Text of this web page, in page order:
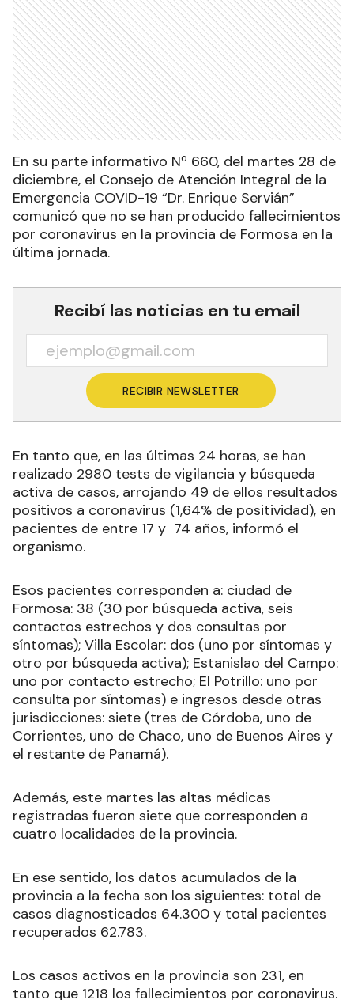
En su parte informativo Nº 660, del martes 28 de
diciembre, el Consejo de Atención Integral de la
Emergencia COVID-19 “Dr. Enrique Servián”
comunicó que no se han producido fallecimientos
por coronavirus en la provincia de Formosa en la
última jornada.
Recibí las noticias en tu email
RECIBIR NEWSLETTER
En tanto que, en las últimas 24 horas, se han
realizado 2980 tests de vigilancia y búsqueda
activa de casos, arrojando 49 de ellos resultados
positivos a coronavirus (1,64% de positividad), en
pacientes de entre 17 y 74 años, informó el
organismo.
Esos pacientes corresponden a: ciudad de
Formosa: 38 (30 por búsqueda activa, seis
contactos estrechos y dos consultas por
síntomas); Villa Escolar: dos (uno por síntomas y
otro por búsqueda activa); Estanislao del Campo:
uno por contacto estrecho; El Potrillo: uno por
consulta por síntomas) e ingresos desde otras
jurisdicciones: siete (tres de Córdoba, uno de
Corrientes, uno de Chaco, uno de Buenos Aires y
el restante de Panamá).
Además, este martes las altas médicas
registradas fueron siete que corresponden a
cuatro localidades de la provincia.
En ese sentido, los datos acumulados de la
provincia a la fecha son los siguientes: total de
casos diagnosticados 64.300 y total pacientes
recuperados 62.783.
Los casos activos en la provincia son 231, en
tanto que 1218 los fallecimientos por coronavirus.